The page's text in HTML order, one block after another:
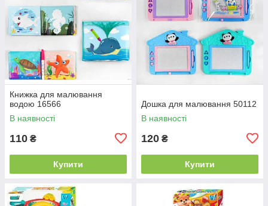
Книжка для малювання
водою 16566
В наявності
110 ₴
Купити
Дошка для малювання 50112
В наявності
120 ₴
Купити